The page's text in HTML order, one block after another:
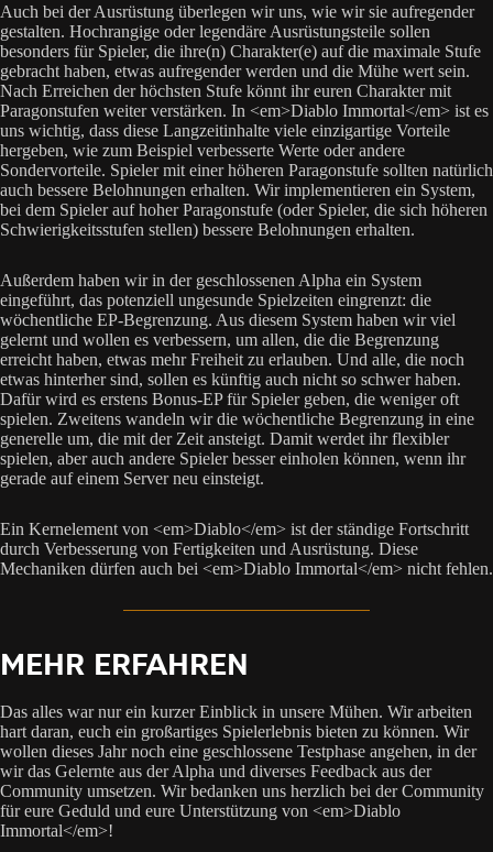
Auch bei der Ausrüstung überlegen wir uns, wie wir sie aufregender
gestalten. Hochrangige oder legendäre Ausrüstungsteile sollen
besonders für Spieler, die ihre(n) Charakter(e) auf die maximale Stufe
gebracht haben, etwas aufregender werden und die Mühe wert sein.
Nach Erreichen der höchsten Stufe könnt ihr euren Charakter mit
Paragonstufen weiter verstärken. In <em>Diablo Immortal</em> ist es
uns wichtig, dass diese Langzeitinhalte viele einzigartige Vorteile
hergeben, wie zum Beispiel verbesserte Werte oder andere
Sondervorteile. Spieler mit einer höheren Paragonstufe sollten natürlich
auch bessere Belohnungen erhalten. Wir implementieren ein System,
bei dem Spieler auf hoher Paragonstufe (oder Spieler, die sich höheren
Schwierigkeitsstufen stellen) bessere Belohnungen erhalten.
Außerdem haben wir in der geschlossenen Alpha ein System
eingeführt, das potenziell ungesunde Spielzeiten eingrenzt: die
wöchentliche EP-Begrenzung. Aus diesem System haben wir viel
gelernt und wollen es verbessern, um allen, die die Begrenzung
erreicht haben, etwas mehr Freiheit zu erlauben. Und alle, die noch
etwas hinterher sind, sollen es künftig auch nicht so schwer haben.
Dafür wird es erstens Bonus-EP für Spieler geben, die weniger oft
spielen. Zweitens wandeln wir die wöchentliche Begrenzung in eine
generelle um, die mit der Zeit ansteigt. Damit werdet ihr flexibler
spielen, aber auch andere Spieler besser einholen können, wenn ihr
gerade auf einem Server neu einsteigt.
Ein Kernelement von <em>Diablo</em> ist der ständige Fortschritt
durch Verbesserung von Fertigkeiten und Ausrüstung. Diese
Mechaniken dürfen auch bei <em>Diablo Immortal</em> nicht fehlen.
MEHR ERFAHREN
Das alles war nur ein kurzer Einblick in unsere Mühen. Wir arbeiten
hart daran, euch ein großartiges Spielerlebnis bieten zu können. Wir
wollen dieses Jahr noch eine geschlossene Testphase angehen, in der
wir das Gelernte aus der Alpha und diverses Feedback aus der
Community umsetzen. Wir bedanken uns herzlich bei der Community
für eure Geduld und eure Unterstützung von <em>Diablo
Immortal</em>!